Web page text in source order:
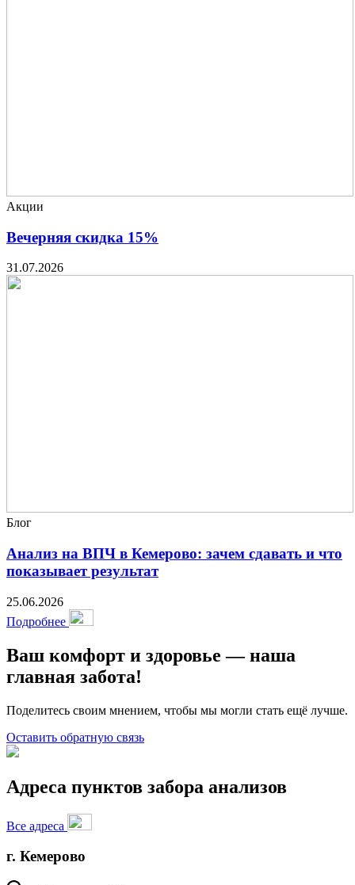
Акции
Вечерняя скидка 15%
31.07.2026
Блог
Анализ на ВПЧ в Кемерово: зачем сдавать и что
показывает результат
25.06.2026
Подробнее
Ваш комфорт и здоровье — наша
главная забота!
Поделитесь своим мнением, чтобы мы могли стать ещё лучше.
Оставить обратную связь
Адреса пунктов забора анализов
Все адреса
г. Кемерово